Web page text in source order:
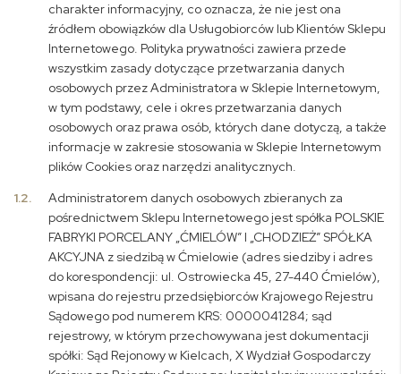
charakter informacyjny, co oznacza, że nie jest ona
źródłem obowiązków dla Usługobiorców lub Klientów Sklepu
Internetowego. Polityka prywatności zawiera przede
wszystkim zasady dotyczące przetwarzania danych
osobowych przez Administratora w Sklepie Internetowym,
w tym podstawy, cele i okres przetwarzania danych
osobowych oraz prawa osób, których dane dotyczą, a także
informacje w zakresie stosowania w Sklepie Internetowym
plików Cookies oraz narzędzi analitycznych.
1.2.
Administratorem danych osobowych zbieranych za
pośrednictwem Sklepu Internetowego jest spółka POLSKIE
FABRYKI PORCELANY „ĆMIELÓW” I „CHODZIEŻ” SPÓŁKA
AKCYJNA z siedzibą w Ćmielowie (adres siedziby i adres
do korespondencji: ul. Ostrowiecka 45, 27-440 Ćmielów),
wpisana do rejestru przedsiębiorców Krajowego Rejestru
Sądowego pod numerem KRS: 0000041284; sąd
rejestrowy, w którym przechowywana jest dokumentacji
spółki: Sąd Rejonowy w Kielcach, X Wydział Gospodarczy